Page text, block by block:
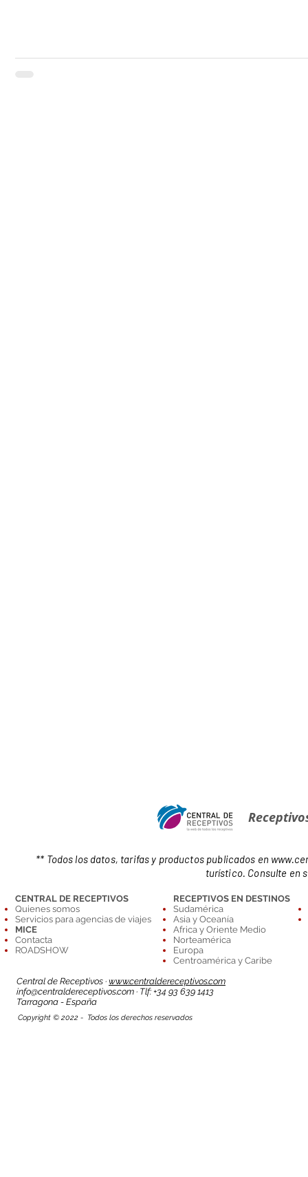
** Todos los datos, tarifas y productos publicados en
turístico. Consulte en
CENTRAL DE RECEPTIVOS
Quienes somos
Servicios para agencias de viajes
MICE
Contacta
ROADSHOW
RECEPTIVOS EN DESTINOS
Sudamérica
Asia y Oceanía
Africa y Oriente Medio
Norteamérica
Europa
Centroamérica y Caribe
Central de Receptivos · www.centraldereceptivos.com
info@centraldereceptivos.com · Tlf: +34 93 639 1413
Tarragona - España
Copyright © 2022 - Todos los derechos reservados